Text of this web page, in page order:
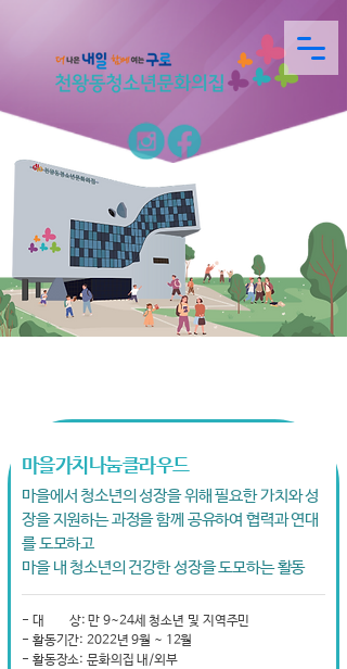
마을가치나눔클라우드
마을에서 청소년의 성장을 위해 필요한 가치와 성
장을 지원하는 과정을 함께 공유하여 협력과 연대
를 도모하고
마을 내 청소년의 건강한 성장을 도모하는 활동
- 대 상: 만 9~24세 청소년 및 지역주민
- 활동기간: 2022년 9월 ~ 12월
- 활동장소: 문화의집 내/외부